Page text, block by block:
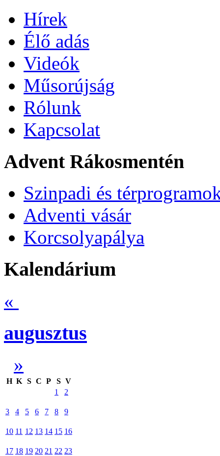
Hírek
Élő adás
Videók
Műsorújság
Rólunk
Kapcsolat
Advent Rákosmentén
Szinpadi és
Adventi vásár
Korcsolyapálya
Kalendárium
«
augusztus
»
H K S C P S V
1
2
3 4 5 6 7 8 9
10 11 12 13 14 15 16
17 18 19 20 21 22 23